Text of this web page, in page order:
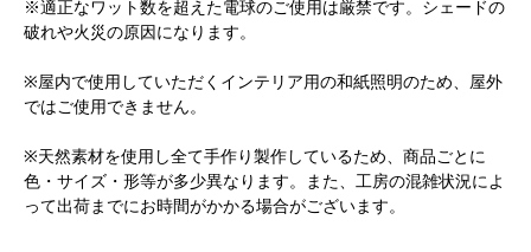
※適正なワット数を超えた電球のご使用は厳禁です。シェードの
破れや火災の原因になります。
※屋内で使用していただくインテリア用の和紙照明のため、屋外
ではご使用できません。
※天然素材を使用し全て手作り製作しているため、商品ごとに
色・サイズ・形等が多少異なります。また、工房の混雑状況によ
って出荷までにお時間がかかる場合がございます。